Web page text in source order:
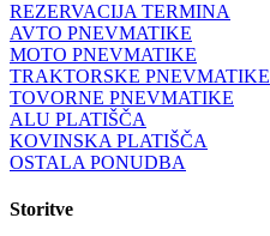
REZERVACIJA TERMINA
AVTO PNEVMATIKE
MOTO PNEVMATIKE
TRAKTORSKE PNEVMATIKE
TOVORNE PNEVMATIKE
ALU PLATIŠČA
KOVINSKA PLATIŠČA
OSTALA PONUDBA
Storitve